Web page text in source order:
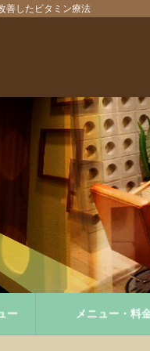
善したビタミン療法
ー メニュー・料